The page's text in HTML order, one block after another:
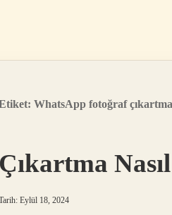
WhatsApp fotoğraf
Çıkartma
Eylül 18, 2024